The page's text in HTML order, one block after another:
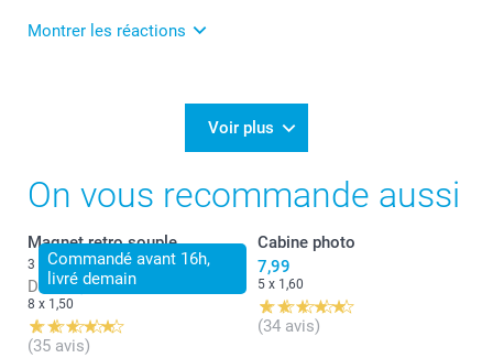
Montrer les réactions
reçu afin que je puisse vous aider?
Merci d'avance et belle journée,
Lucie@smartphoto
Voir plus
On vous recommande aussi
Commandé avant 16h,
livré demain
Magnet retro souple
3 variantes
Dès 16,80
8 x 1,50
(35 avis)
Cabine photo
7,99
5 x 1,60
(34 avis)